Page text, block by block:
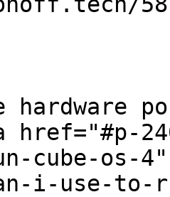
hardware
href="#p-
cube-os-
i-use-to-